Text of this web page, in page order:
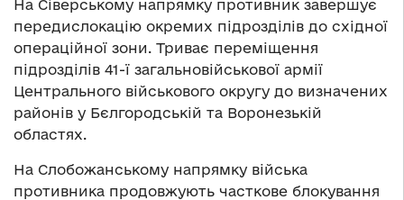
На Сіверському напрямку противник завершує
передислокацію окремих підрозділів до східної
операційної зони. Триває переміщення
підрозділів 41-ї загальновійськової армії
Центрального військового округу до визначених
районів у Бєлгородській та Воронезькій
областях.
На Слобожанському напрямку війська
противника продовжують часткове блокування